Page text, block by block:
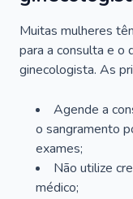
Muitas mulheres
para a consulta e o
ginecologista. As
Agende a
o sangramento
exames;
Não utilize
médico;